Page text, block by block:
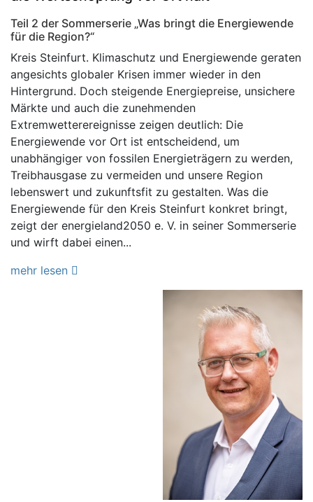
Teil 2 der Sommerserie „Was bringt die Energiewende
für die Region?“
Kreis Steinfurt. Klimaschutz und Energiewende geraten
angesichts globaler Krisen immer wieder in den
Hintergrund. Doch steigende Energiepreise, unsichere
Märkte und auch die zunehmenden
Extremwetterereignisse zeigen deutlich: Die
Energiewende vor Ort ist entscheidend, um
unabhängiger von fossilen Energieträgern zu werden,
Treibhausgase zu vermeiden und unsere Region
lebenswert und zukunftsfit zu gestalten. Was die
Energiewende für den Kreis Steinfurt konkret bringt,
zeigt der energieland2050 e. V. in seiner Sommerserie
und wirft dabei einen...
mehr lesen